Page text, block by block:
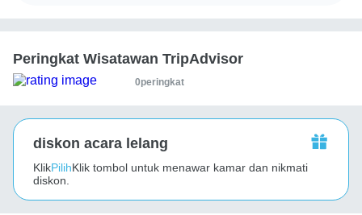
Peringkat Wisatawan TripAdvisor
0peringkat
diskon acara lelang
KlikPilihKlik tombol untuk menawar kamar dan nikmati
diskon.